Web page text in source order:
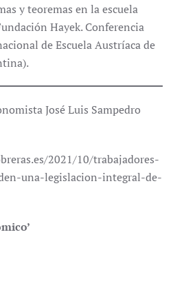
y teoremas en la escuela
Hayek. Conferencia
de Escuela Austríaca de
José Luis Sampedro
2021/10/trabajadores-
una-legislacion-integral-de-